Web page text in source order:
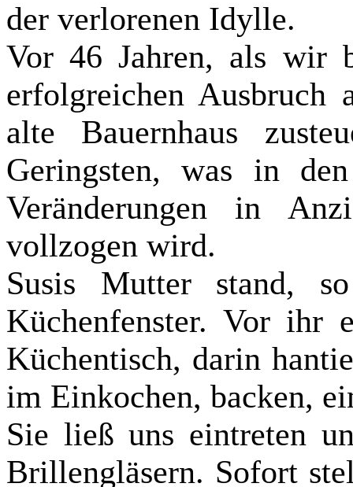
der verlorenen Idylle.
Vor 46 Jahren, als wir
erfolgreichen Ausbruch
alte Bauernhaus
Geringsten, was in
Veränderungen in
vollzogen wird.
Susis Mutter stand,
Küchenfenster. Vor ihr
Küchentisch, darin
im Einkochen, backen,
Sie ließ uns eintreten
Brillengläsern. Sofort